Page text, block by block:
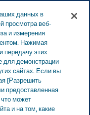
Panthenol-
мг/г крем
данных в
просмотра веб-
и измерения
Нажимая
передачу этих
для демонстрации
сайтах. Если вы
[Разрешить
предоставленная
может
и на том, какие